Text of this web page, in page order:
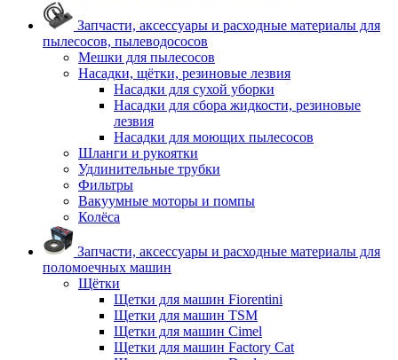
Запчасти, аксессуары и расходные материалы для
пылесосов, пылеводососов
Мешки для пылесосов
Насадки, щётки, резиновые лезвия
Насадки для сухой уборки
Насадки для сбора жидкости, резиновые
лезвия
Насадки для моющих пылесосов
Шланги и рукоятки
Удлинительные трубки
Фильтры
Вакуумные моторы и помпы
Колёса
Запчасти, аксессуары и расходные материалы для
поломоечных машин
Щётки
Щетки для машин Fiorentini
Щетки для машин TSM
Щетки для машин Cimel
Щетки для машин Factory Cat